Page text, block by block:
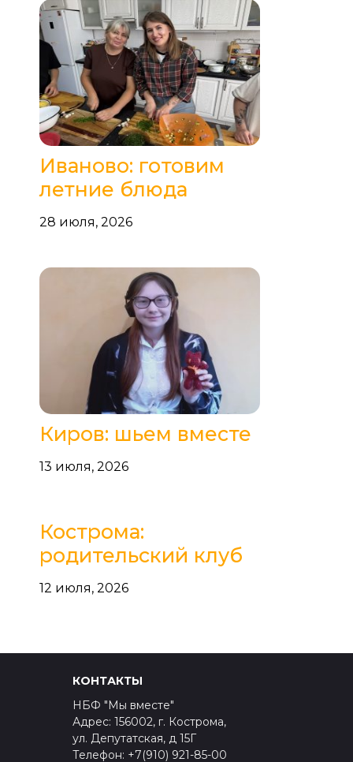
Иваново: готовим
летние блюда
28 июля, 2026
Киров: шьем вместе
13 июля, 2026
Кострома:
родительский клуб
12 июля, 2026
КОНТАКТЫ
НБФ "Мы вместе"
Адрес: 156002, г. Кострома,
ул. Депутатская, д 15Г
Телефон: +7(910) 921-85-00